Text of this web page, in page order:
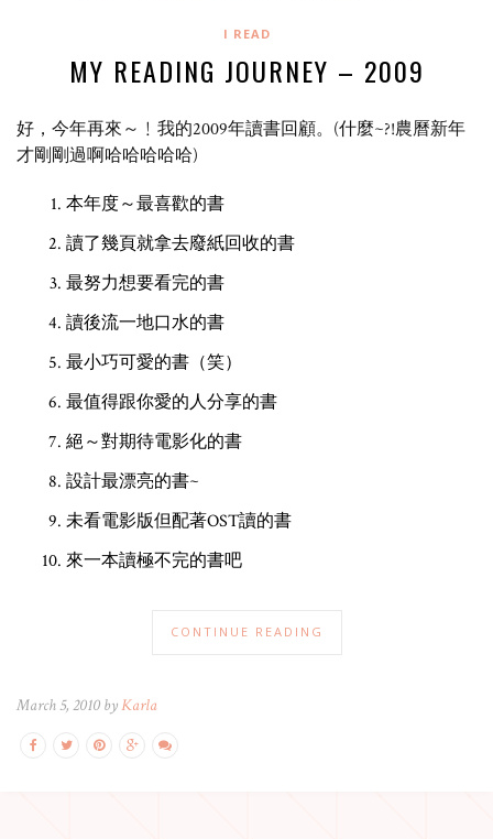
I READ
MY READING JOURNEY – 2009
好，今年再來～﹗我的2009年讀書回顧。(什麼~?!農曆新年
才剛剛過啊哈哈哈哈哈)
本年度～最喜歡的書
讀了幾頁就拿去廢紙回收的書
最努力想要看完的書
讀後流一地口水的書
最小巧可愛的書（笑）
最值得跟你愛的人分享的書
絕～對期待電影化的書
設計最漂亮的書~
未看電影版但配著OST讀的書
來一本讀極不完的書吧
CONTINUE READING
March 5, 2010 byKarla